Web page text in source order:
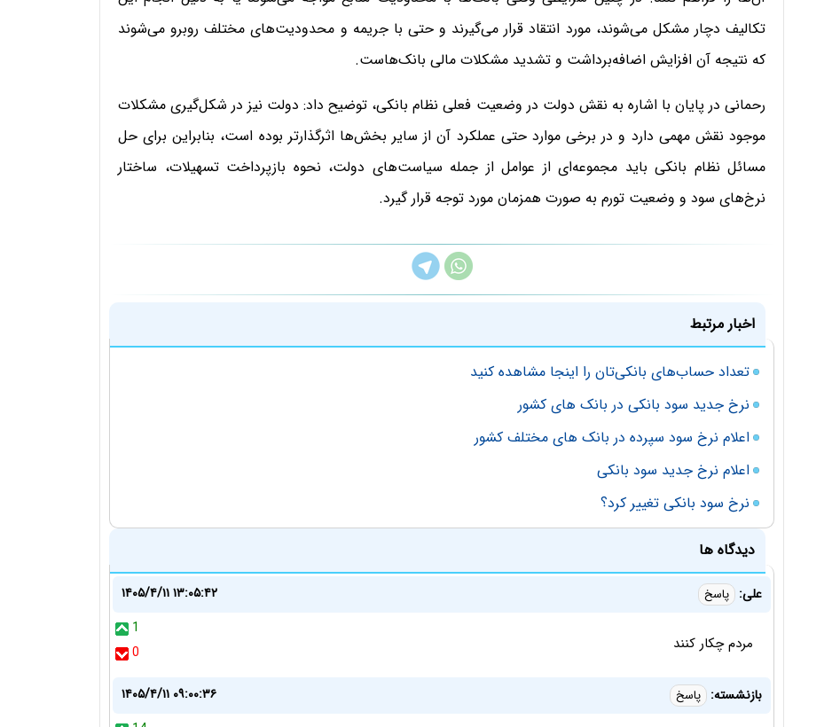
تکالیف دچار مشکل می‌شوند، مورد انتقاد قرار می‌گیرند و حتی با جریمه و محدودیت‌های مختلف روبرو می‌شوند
که نتیجه آن افزایش اضافه‌برداشت و تشدید مشکلات مالی بانک‌هاست.
رحمانی در پایان با اشاره به نقش دولت در وضعیت فعلی نظام بانکی، توضیح داد: دولت نیز در شکل‌گیری مشکلات
موجود نقش مهمی دارد و در برخی موارد حتی عملکرد آن از سایر بخش‌ها اثرگذارتر بوده است، بنابراین برای حل
مسائل نظام بانکی باید مجموعه‌ای از عوامل از جمله سیاست‌های دولت، نحوه بازپرداخت تسهیلات، ساختار
نرخ‌های سود و وضعیت تورم به صورت همزمان مورد توجه قرار گیرد.
اخبار مرتبط
تعداد حساب‌های بانکی‌تان را اینجا مشاهده کنید
نرخ جدید سود بانکی در بانک های کشور
اعلام نرخ سود سپرده در بانک های مختلف کشور
اعلام نرخ جدید سود بانکی
نرخ سود بانکی تغییر کرد؟
دیدگاه ها
علی: پاسخ
۱۴۰۵/۴/۱۱ ۱۳:۰۵:۴۲
1
0
مردم چکار کنند
بازنشسته: پاسخ
۱۴۰۵/۴/۱۱ ۰۹:۰۰:۳۶